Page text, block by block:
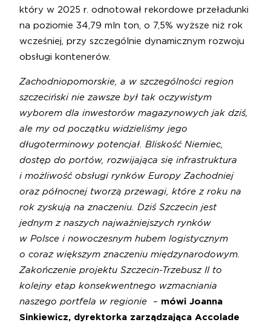
który w 2025 r. odnotował rekordowe przeładunki
na poziomie 34,79 mln ton, o 7,5% wyższe niż rok
wcześniej, przy szczególnie dynamicznym rozwoju
obsługi kontenerów.
Zachodniopomorskie, a w szczególności region
szczeciński nie zawsze był tak oczywistym
wyborem dla inwestorów magazynowych jak dziś,
ale my od początku widzieliśmy jego
długoterminowy potencjał. Bliskość Niemiec,
dostęp do portów, rozwijająca się infrastruktura
i możliwość obsługi rynków Europy Zachodniej
oraz północnej tworzą przewagi, które z roku na
rok zyskują na znaczeniu. Dziś Szczecin jest
jednym z naszych najważniejszych rynków
w Polsce i nowoczesnym hubem logistycznym
o coraz większym znaczeniu międzynarodowym.
Zakończenie projektu Szczecin-Trzebusz II to
kolejny etap konsekwentnego wzmacniania
naszego portfela w regionie – mówi Joanna
Sinkiewicz, dyrektorka zarządzająca Accolade